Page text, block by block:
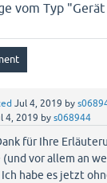
vom Typ
Jul 4, 2019 by
4, 2019 bys068944
für Ihre
(und vor allem an
Ich habe es jetzt